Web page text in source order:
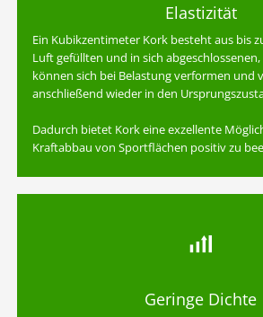
Elastizität
Ein Kubikzentimeter Kork besteht aus bis
Luft gefüllten und in sich abgeschlossenen,
können sich bei Belastung verformen und
anschließend wieder in den
Dadurch bietet Kork eine exzellente
Kraftabbau von Sportflächen positiv zu
Geringe Dichte